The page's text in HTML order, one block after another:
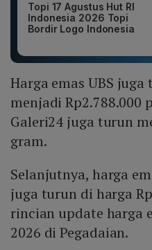
Topi 17 Agustus Hut RI
Indonesia 2026 Topi
Bordir Logo Indonesia
Harga emas UBS
menjadi Rp2.788.000
Galeri24 juga turun
gram.
Selanjutnya, harga
juga turun di harga
rincian update harga
2026 di Pegadaian.